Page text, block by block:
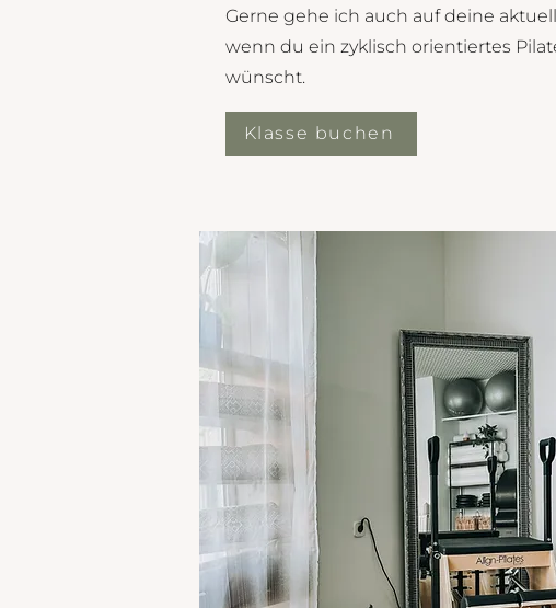
Gerne gehe ich auch auf deine
wenn du ein zyklisch orientiertes
wünscht.
Klasse buchen